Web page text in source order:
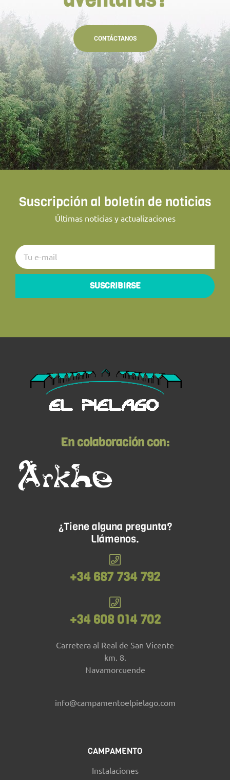
CONTÁCTANOS
Suscripción al boletín de noticias
Últimas noticias y actualizaciones
SUSCRIBIRSE
En colaboración con:
¿Tiene alguna pregunta?
Llámenos.
+34 687 734 792
+34 608 014 702
Carretera al Real de San Vicente
km. 8.
Navamorcuende
info@campamentoelpielago.com
CAMPAMENTO
Instalaciones